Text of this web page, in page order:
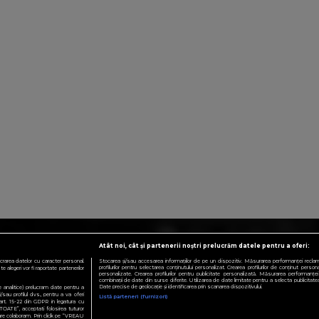
datelor cu caracter personal.
alegeri vor fi raportate partenerilor
prelucram date pentru a
profilul dvs., pentru a va oferi
15-22 din GDPR in legatura cu
TOATE”, acceptati folosirea tuturor
colaboram. Prin click pe “VREAU
Atât noi, cât și partenerii noștri prelucrăm datele pentru a oferi:
Stocarea și/sau accesarea informațiilor de pe un dispozitiv. Măsurarea performanței
profilurilor pentru selectarea conținutului personalizat. Crearea profilurilor de conținut
personalizate. Crearea profilurilor pentru publicitate personalizată. Măsurarea
combinații de date din surse diferite. Utilizarea de date limitate pentru a selecta
Date precise de geolocație și identificarea prin scanarea dispozitivului.
Listă parteneri (furnizori)